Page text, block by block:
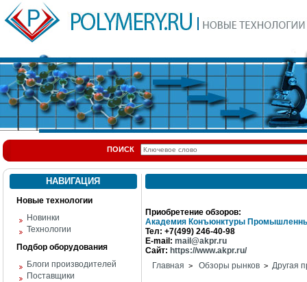
ПОИСК
НАВИГАЦИЯ
Новые технологии
Новинки
Технологии
Подбор оборудования
Блоги производителей
Поставщики
Приобретение обзоров:
Академия Конъюнктуры
Тел: +7(499) 246-40-98
E-mail: mail@akpr.ru
Сайт: https://www.akpr.ru/
Главная > Обзоры рынков > Другая